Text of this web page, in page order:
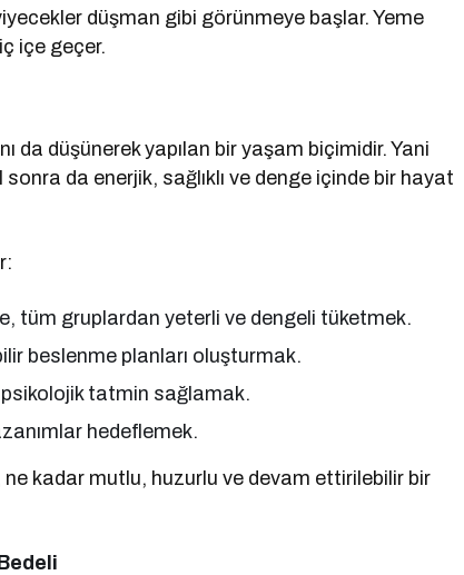
düşman gibi görünmeye başlar. Yeme
içe geçer.
da düşünerek yapılan bir yaşam biçimidir. Yani
da enerjik, sağlıklı ve denge içinde bir hayat
tüm gruplardan yeterli ve dengeli tüketmek.
beslenme planları oluşturmak.
tatmin sağlamak.
hedeflemek.
kadar mutlu, huzurlu ve devam ettirilebilir bir